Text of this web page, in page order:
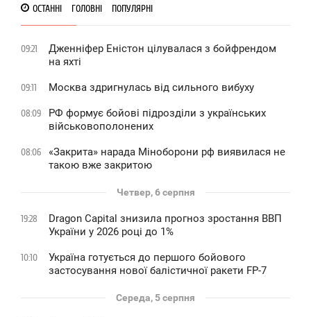
ОСТАННІ ГОЛОВНІ ПОПУЛЯРНІ
09:21
Дженніфер Еністон цілувалася з бойфрендом
на яхті
09:11 Москва здригнулась від сильного вибуху
08:09
РФ формує бойові підрозділи з українських
військовополонених
08:06
«Закрита» нарада Міноборони рф виявилася не
такою вже закритою
Четвер, 6 серпня
19:28
Dragon Capital знизила прогноз зростання ВВП
України у 2026 році до 1%
10:10
Україна готується до першого бойового
застосування нової балістичної ракети FP-7
Середа, 5 серпня